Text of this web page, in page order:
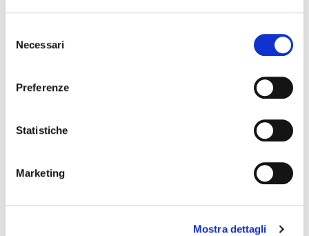
delNecessari
Preferenze
Statistiche
Marketing
Mostra dettagli
ACCESSIBILITÀ E CATALOGO DEI DATI,
DATI ULTERIORI
NEWS